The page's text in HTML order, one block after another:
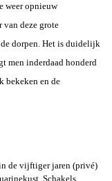
weer opnieuw
van deze grote
dorpen. Het is duidelijk
men inderdaad honderd
bekeken en de
de vijftiger jaren (privé)
Schakels